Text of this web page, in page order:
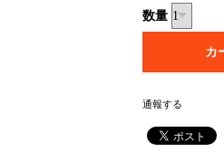
数量
通報する